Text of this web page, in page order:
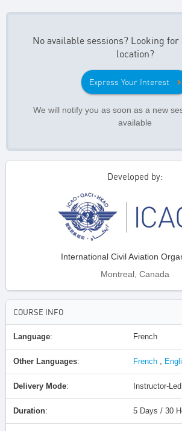
No available sessions? Looking for
location?
Express Your Interest
We will notify you as soon as a new
available
Developed by:
International Civil Aviation
Montreal, Canada
COURSE INFO
Language: French
Other Languages: French ,
Delivery Mode: Instructor-
Duration: 5 Days / 30